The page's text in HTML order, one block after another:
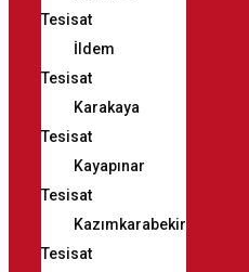
Tesisat
İldem
Tesisat
Karakaya
Tesisat
Kayapınar
Tesisat
Kazımkarabekir
Tesisat